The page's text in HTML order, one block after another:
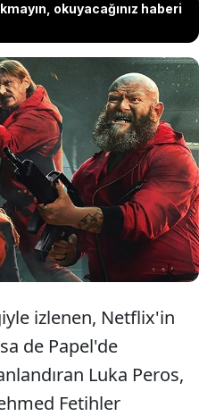
okuyacağınız haberi
de Papel'in 'Marsilya'sı Luka
Fetihler Sultanı'
oyuncu olarak katılıyor.
izlenen, Netflix'in
de Papel'de
Luka Peros,
Fetihler